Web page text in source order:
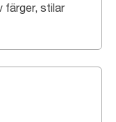
färger, stilar